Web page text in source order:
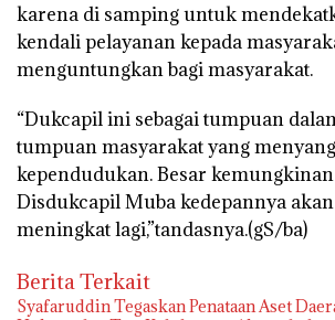
karena di samping untuk
kendali pelayanan kepada
menguntungkan bagi masyarakat.
“Dukcapil ini sebagai tumpuan
tumpuan masyarakat yang
kependudukan. Besar
Disdukcapil Muba kedepannya
meningkat lagi,”tandasnya.(gS/ba)
Berita Terkait
Syafaruddin Tegaskan Penataan Aset